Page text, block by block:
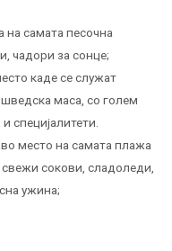
на самата песочна
чадори за сонце;
каде се служат
маса, со голем
специјалитети.
место на самата плажа
сокови, сладоледи,
ужина;